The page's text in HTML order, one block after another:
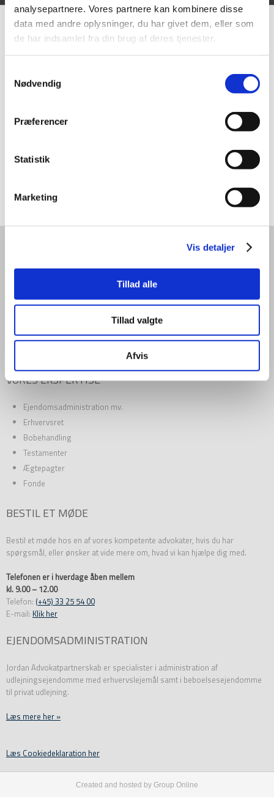
analysepartnere. Vores partnere kan kombinere disse
data med andre oplysninger, du har givet dem, eller som
de har indsamlet fra din brug af deres tjenester.
Nødvendig
Præferencer
Statistik
Marketing
Vis detaljer
Tillad alle
Tillad valgte
Afvis
FIRMAINFORMATION
CVR: 34 04 50 03
Vesterbrogade 33
VORES EKSPERTISE
Ejendomsadministration mv.
Erhvervsret
Bobehandling
Testamenter
Ægtepagter
Fonde
BESTIL ET MØDE
Bestil et møde hos en af vores kompetente advokater, hvis du har
spørgsmål, eller ønsker at vide mere om, hvad vi kan hjælpe dig med.
Telefonen er i hverdage åben mellem
kl. 9.00 – 12.00
Telefon: (+45) 33 25 54 00
E-mail: Klik her
EJENDOMSADMINISTRATION
Jordan Advokatpartnerskab er specialister i administration af
udlejningsejendomme med erhvervslejemål samt i beboelsesejendomme
til privat udlejning.
Læs mere her »
​Læs Cookiedeklaration her
Created and hosted by Group Online